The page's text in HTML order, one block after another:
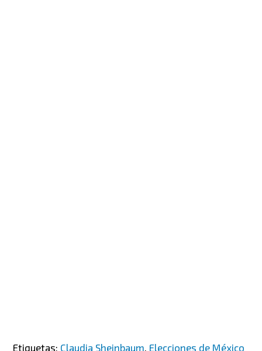
Etiquetas: Claudia Sheinbaum, Elecciones de México